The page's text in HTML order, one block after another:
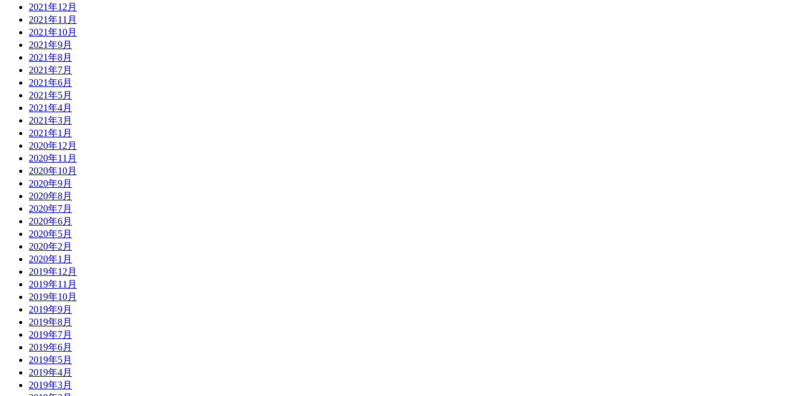
2021年12月
2021年11月
2021年10月
2021年9月
2021年8月
2021年7月
2021年6月
2021年5月
2021年4月
2021年3月
2021年1月
2020年12月
2020年11月
2020年10月
2020年9月
2020年8月
2020年7月
2020年6月
2020年5月
2020年2月
2020年1月
2019年12月
2019年11月
2019年10月
2019年9月
2019年8月
2019年7月
2019年6月
2019年5月
2019年4月
2019年3月